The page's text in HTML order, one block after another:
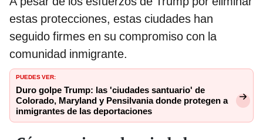
estas protecciones, estas ciudades han
seguido firmes en su compromiso con la
comunidad inmigrante.
PUEDES VER:
Duro golpe Trump: las 'ciudades santuario' de
Colorado, Maryland y Pensilvania donde protegen a
inmigrantes de las deportaciones